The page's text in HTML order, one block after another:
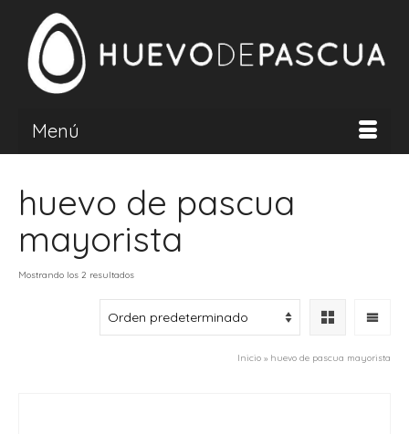
Menú
huevo de pascua
mayorista
Mostrando los 2 resultados
Inicio » huevo de pascua mayorista